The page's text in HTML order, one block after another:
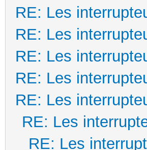
RE: Les
RE: Les
RE: Les
RE: Les
RE: Les
RE: Les
RE: Les